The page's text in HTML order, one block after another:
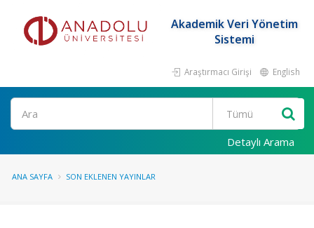
Akademik Veri Yönetim
Sistemi
Araştırmacı Girişi English
Ara
Detaylı Arama
ANA SAYFA SON EKLENEN YAYINLAR